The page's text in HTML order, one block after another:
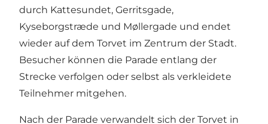
durch Kattesundet, Gerritsgade,
Kyseborgstræde und Møllergade und endet
wieder auf dem Torvet im Zentrum der Stadt.
Besucher können die Parade entlang der
Strecke verfolgen oder selbst als verkleidete
Teilnehmer mitgehen.
Nach der Parade verwandelt sich der Torvet in